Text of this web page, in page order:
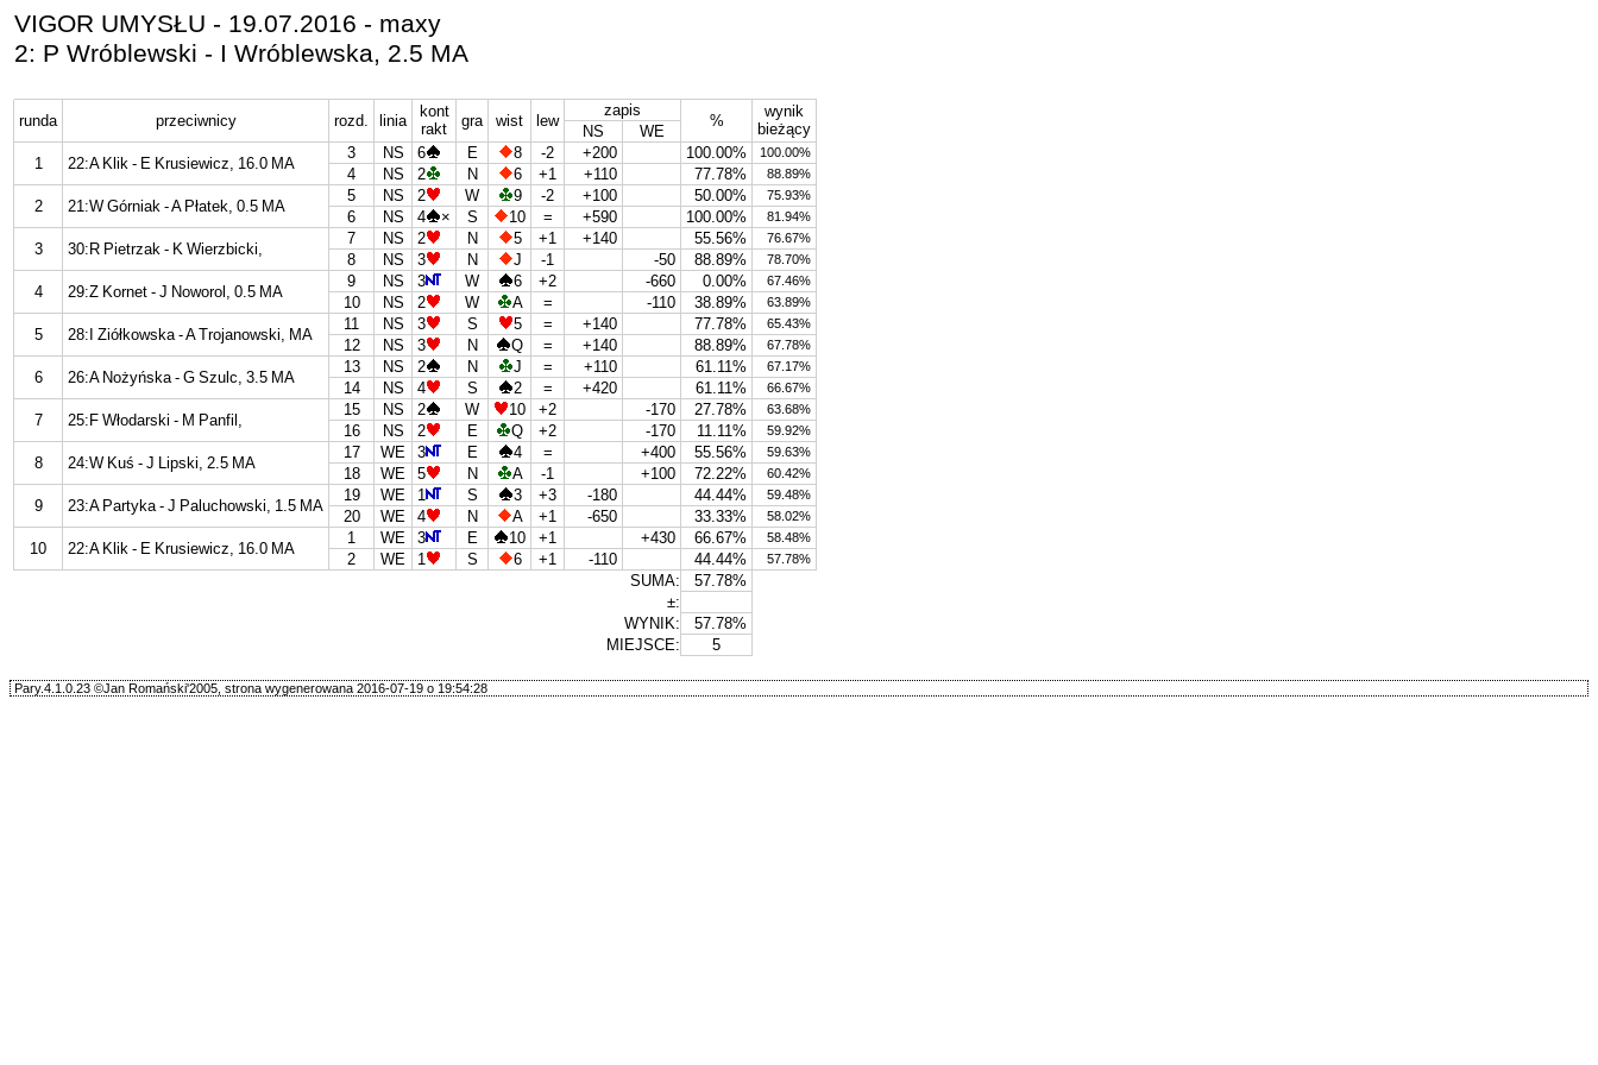
VIGOR UMYSŁU - 19.07.2016 - maxy
2: P Wróblewski - I Wróblewska, 2.5 MA
runda przeciwnicy rozd. linia
kont
rakt
gra wist lew
zapis
%
wynik
bieżący
NS
WE
1
22:A Klik - E Krusiewicz, 16.0 MA
3 NS 6 E 8 -2 +200 100.00% 100.00%
4 NS 2 N 6 +1 +110 77.78% 88.89%
2 21:W Górniak - A Płatek, 0.5 MA
5 NS 2 W 9 -2 +100 50.00% 75.93%
6 NS 4 × S 10 = +590 100.00% 81.94%
3 30:R Pietrzak - K Wierzbicki,
7 NS 2 N 5 +1 +140 55.56% 76.67%
8 NS 3 N J -1 -50 88.89% 78.70%
4 29:Z Kornet - J Noworol, 0.5 MA
9 NS 3 W 6 +2 -660 0.00% 67.46%
10 NS 2 W A = -110 38.89% 63.89%
5 28:I Ziółkowska - A Trojanowski, MA
11 NS 3 S 5 = +140 77.78% 65.43%
12 NS 3 N Q = +140 88.89% 67.78%
6 26:A Nożyńska - G Szulc, 3.5 MA
13 NS 2 N J = +110 61.11% 67.17%
14 NS 4 S 2 = +420 61.11% 66.67%
7 25:F Włodarski - M Panfil,
15 NS 2 W 10 +2 -170 27.78% 63.68%
16 NS 2 E Q +2 -170 11.11% 59.92%
8 24:W Kuś - J Lipski, 2.5 MA
17 WE 3 E 4 = +400 55.56% 59.63%
18 WE 5 N A -1 +100 72.22% 60.42%
9 23:A Partyka - J Paluchowski, 1.5 MA
19 WE 1 S 3 +3 -180 44.44% 59.48%
20 WE 4 N A +1 -650 33.33% 58.02%
10 22:A Klik - E Krusiewicz, 16.0 MA
1 WE 3 E 10 +1 +430 66.67% 58.48%
2 WE 1 S 6 +1 -110 44.44% 57.78%
SUMA:
57.78%
±:
WYNIK:
57.78%
MIEJSCE:
5
Pary.4.1.0.23 ©Jan Romański'2005, strona wygenerowana 2016-07-19 o 19:54:28